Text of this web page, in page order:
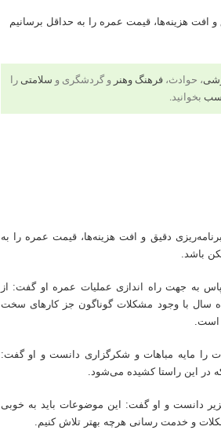
افت هزینه‌ها، قیمت عمره را به حداقل برسانیم
، حوادث،فرهنگ وهنر و گردشگری و سلامتی را
بخوانید.
دقیق و افت هزینه‌ها، قیمت عمره را به
باشد.
به جهت راه اندازی عملیات عمره او گفت: از
سال با وجود مشکلات گوناگون جز کارهای سخت
است.
را مایه مباهات و شکرگزاری دانست و او گفت:
در این راستا کشیده می‌شود.
دانست و او گفت: این موضوعات باید به خوبی
و خدمت رسانی هرچه بهتر تلاش کنیم.